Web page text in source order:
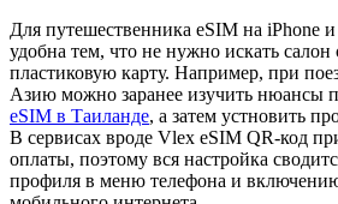
Для путешественника eSIM на iPhone
удобна тем, что не нужно искать салон
пластиковую карту. Например, при
Азию можно заранее изучить нюансы
eSIM в Таиланде, а затем устновить
В сервисах вроде Vlex eSIM QR-код
оплаты, поэтому вся настройка
профиля в меню телефона и